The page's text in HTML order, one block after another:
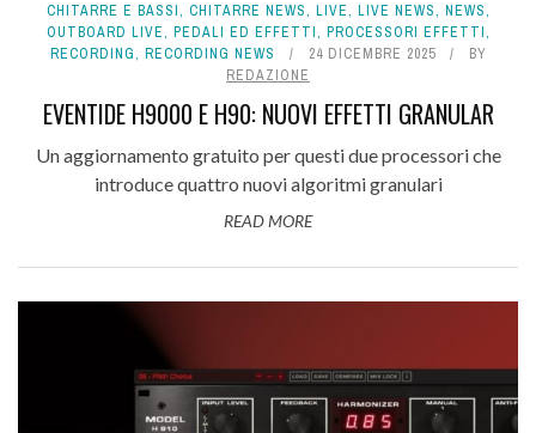
CHITARRE E BASSI, CHITARRE NEWS, LIVE, LIVE NEWS, NEWS,
OUTBOARD LIVE, PEDALI ED EFFETTI, PROCESSORI EFFETTI,
RECORDING, RECORDING NEWS 24 DICEMBRE 2025
BY
REDAZIONE
EVENTIDE H9000 E H90: NUOVI EFFETTI GRANULAR
Un aggiornamento gratuito per questi due processori che
introduce quattro nuovi algoritmi granulari
READ MORE